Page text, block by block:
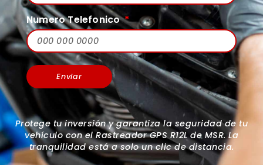
Numero Telefonico
Enviar
Protege tu inversión y garantiza la seguridad de tu
vehículo con el Rastreador GPS R12L de MSR. La
tranquilidad está a solo un clic de distancia.